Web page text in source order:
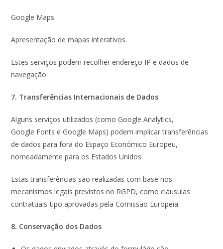
Google Maps
Apresentação de mapas interativos.
Estes serviços podem recolher endereço IP e dados de
navegação.
7. Transferências Internacionais de Dados
Alguns serviços utilizados (como Google Analytics,
Google Fonts e Google Maps) podem implicar transferências
de dados para fora do Espaço Económico Europeu,
nomeadamente para os Estados Unidos.
Estas transferências são realizadas com base nos
mecanismos legais previstos no RGPD, como cláusulas
contratuais-tipo aprovadas pela Comissão Europeia.
8. Conservação dos Dados